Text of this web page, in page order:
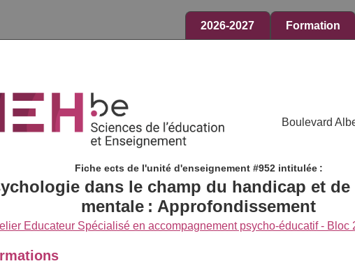
2026-2027 Formation
Boulevard
Fiche ects de l'unité d'enseignement #952 intitulée :
dans le champ du handicap et de
mentale : Approfondissement
Educateur Spécialisé en accompagnement psycho-éducatif - Bloc